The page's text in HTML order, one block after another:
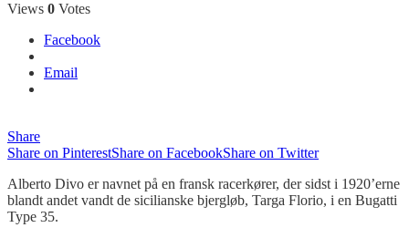
Views 0 Votes
Facebook
Email
Share
Share on PinterestShare on FacebookShare on Twitter
Alberto Divo er navnet på en fransk racerkører, der sidst i 1920’erne
blandt andet vandt de sicilianske bjergløb, Targa Florio, i en Bugatti
Type 35.